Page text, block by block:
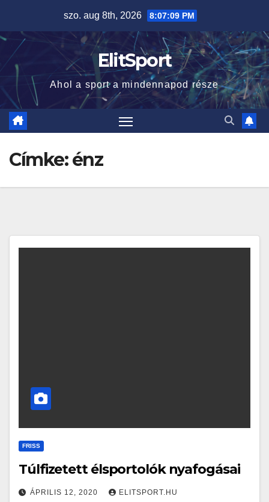
content
szo. aug 8th, 2026 8:07:10 PM
ElitSport
Ahol a sport a mindennapod része
Címke:énz
FRISS
Túlfizetett élsportolók nyafogásai
ÁPRILIS 12, 2020 ELITSPORT.HU